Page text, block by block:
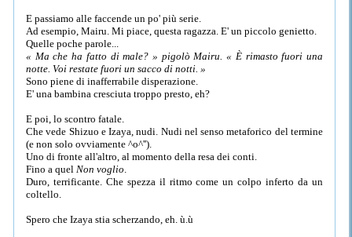
E passiamo alle faccende un po' più serie.
Ad esempio, Mairu. Mi piace, questa ragazza. E' un piccolo genietto.
Quelle poche parole...
« Ma che ha fatto di male? » pigolò Mairu. « È rimasto fuori una
notte. Voi restate fuori un sacco di notti. »
Sono piene di inafferrabile disperazione.
E' una bambina cresciuta troppo presto, eh?
E poi, lo scontro fatale.
Che vede Shizuo e Izaya, nudi. Nudi nel senso metaforico del termine
(e non solo ovviamente ^o^'').
Uno di fronte all'altro, al momento della resa dei conti.
Fino a quel Non voglio
Duro, terrificante. Che spezza il ritmo come un colpo inferto da un
coltello.
Spero che Izaya stia scherzando, eh. ù.ù